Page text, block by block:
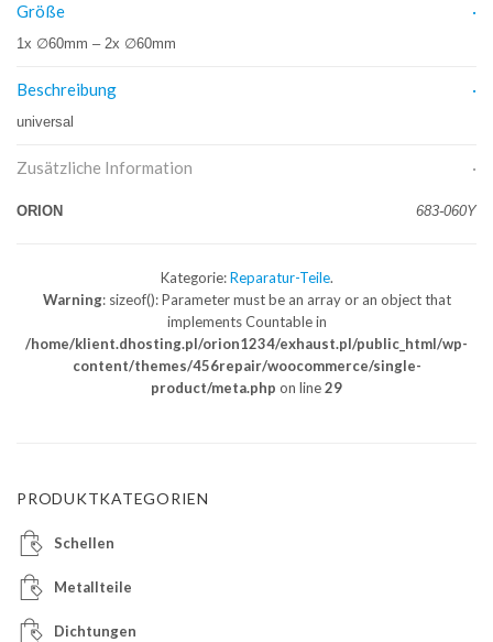
Größe
1x ∅60mm – 2x ∅60mm
Beschreibung
universal
Zusätzliche Information
ORION 683-060Y
Kategorie:Reparatur-Teile.
Warning: sizeof(): Parameter must be an array or an object that
implements Countable in
/home/klient.dhosting.pl/orion1234/exhaust.pl/public_html/wp-
content/themes/456repair/woocommerce/single-
product/meta.php on line29
PRODUKTKATEGORIEN
Schellen
Metallteile
Dichtungen